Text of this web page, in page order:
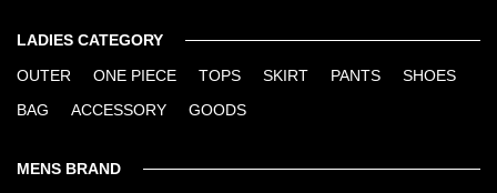
LADIES CATEGORY
OUTER ONE PIECE TOPS SKIRT PANTS SHOES
BAG ACCESSORY GOODS
MENS BRAND